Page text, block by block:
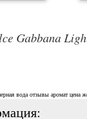
Gabbana
вода отзывы аромат цена